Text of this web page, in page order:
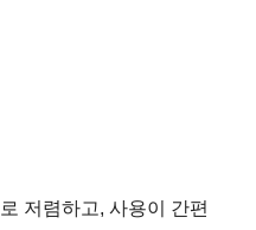
저렴하고, 사용이 간편